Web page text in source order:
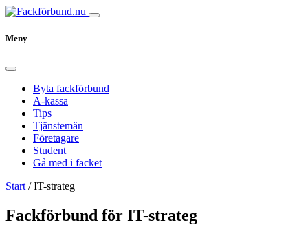
Meny
Byta fackförbund
A-kassa
Tips
Tjänstemän
Företagare
Student
Gå med i facket
Start /IT-strateg
Fackförbund för IT-strateg